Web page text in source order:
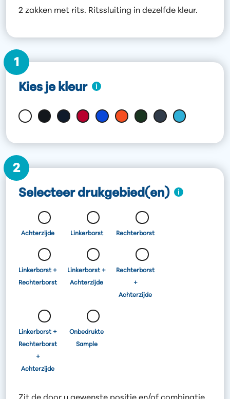
2 zakken met rits. Ritssluiting in dezelfde kleur.
1
Kies je kleur
2
Selecteer drukgebied(en)
Achterzijde Linkerborst Rechterborst
Linkerborst +
Rechterborst
Linkerborst +
Achterzijde
Rechterborst
+
Achterzijde
Linkerborst +
Rechterborst
+
Achterzijde
Onbedrukte
Sample